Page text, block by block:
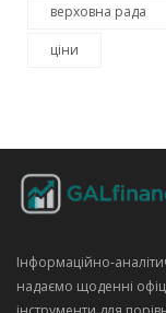
верховна рада
ціни
надаємо щоденні